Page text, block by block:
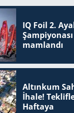
IQ Foil 2.
mam­lan­dı
Altınkum
İhale!
Haftaya